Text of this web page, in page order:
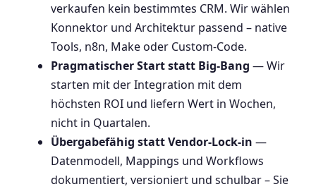
verkaufen kein bestimmtes CRM. Wir wählen
Konnektor und Architektur passend – native
Tools, n8n, Make oder Custom-Code.
Pragmatischer Start statt Big-Bang — Wir
starten mit der Integration mit dem
höchsten ROI und liefern Wert in Wochen,
nicht in Quartalen.
Übergabefähig statt Vendor-Lock-in —
Datenmodell, Mappings und Workflows
dokumentiert, versioniert und schulbar – Sie